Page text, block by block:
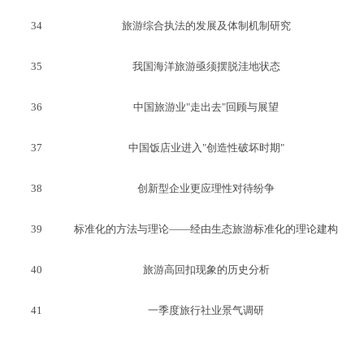
34 旅游综合执法的发展及体制机制研究
35 我国海洋旅游亟须摆脱洼地状态
36 中国旅游业"走出去"回顾与展望
37 中国饭店业进入"创造性破坏时期"
38 创新型企业更应理性对待纷争
39 标准化的方法与理论——经由生态旅游标准化的理论建构
40 旅游高回扣现象的历史分析
41 一季度旅行社业景气调研